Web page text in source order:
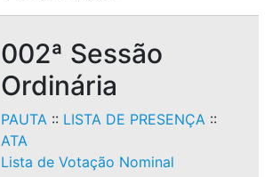
002ª Sessão
Ordinária
PAUTA:: LISTA DE PRESENÇA::
ATA
Lista de Votação Nominal